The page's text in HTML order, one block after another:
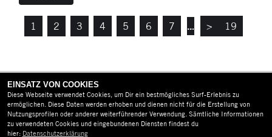
1 2 3 4 5 6 7 ... > 19
EINSATZ VON COOKIES
Diese Webseite verwendet Cookies, um Dir ein bestmögliches Surf-Erlebnis zu
ermöglichen. Diese Daten werden erhoben und dienen nicht für die Erstellung von
Nutzungsprofilen oder anderer weiterführender Verwendung. Sämtliche Informationen
zu verwendeten Cookies und eingebundenen Diensten findest du
hier: Datenschutzerklärung